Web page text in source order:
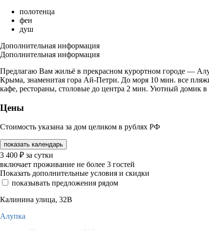
полотенца
фен
душ
Дополнительная информация
Дополнительная информация
Предлагаю Вам жильё в прекрасном курортном городе —
Крыма, знаменитая гора Ай-Петри. До моря 10 мин. все
кафе, рестораны, столовые до центра 2 мин. Уютный домик в
Цены
Стоимость указана за дом целиком в рублях РФ
показать календарь
3 400 ₽ за сутки
включает проживание не более 3 гостей
Показать дополнительные условия и скидки
показывать предложения рядом
Калинина улица, 32В
Алупка